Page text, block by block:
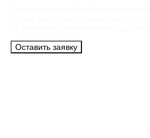
Оставить заявку